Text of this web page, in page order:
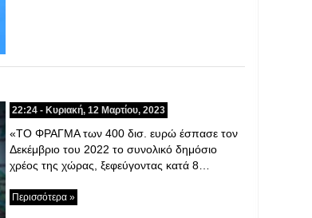
22:24 - Κυριακή, 12 Μαρτίου, 2023
«ΤΟ ΦΡΑΓΜΑ των 400 δισ. ευρώ έσπασε τον
Δεκέμβριο του 2022 το συνολικό δημόσιο
χρέος της χώρας, ξεφεύγοντας κατά 8…
Περισσότερα »